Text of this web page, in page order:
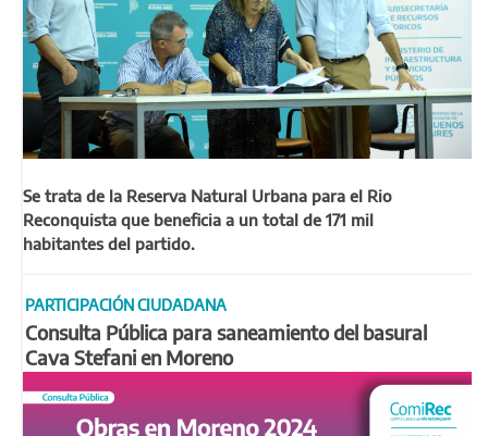
Se trata de la Reserva Natural Urbana para el Rio
Reconquista que beneficia a un total de 171 mil
habitantes del partido.
PARTICIPACIÓN CIUDADANA
Consulta Pública para saneamiento del basural
Cava Stefani en Moreno